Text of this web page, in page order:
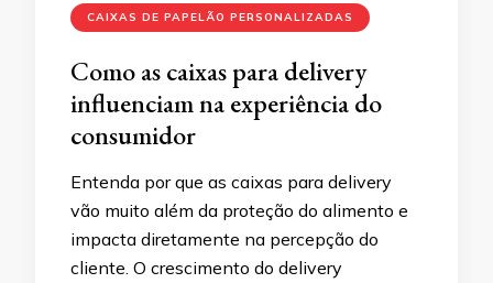
CAIXAS DE PAPELÃO PERSONALIZADAS
Como as caixas para delivery
influenciam na experiência do
consumidor
Entenda por que as caixas para delivery
vão muito além da proteção do alimento e
impacta diretamente na percepção do
cliente. O crescimento do delivery